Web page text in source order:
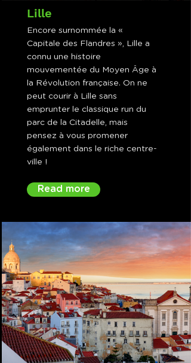
Lille
Encore surnommée la «
Capitale des Flandres », Lille a
connu une histoire
mouvementée du Moyen Âge à
la Révolution française. On ne
peut courir à Lille sans
emprunter le classique run du
parc de la Citadelle, mais
pensez à vous promener
également dans le riche centre-
ville !
Read more